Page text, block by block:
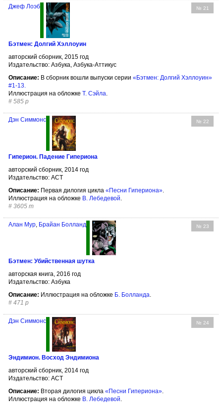
№ 21
Джеф Лоэб
Бэтмен: Долгий Хэллоуин
авторский сборник, 2015 год
Издательство: Азбука, Азбука-Аттикус
Описание: В сборник вошли выпуски серии «Бэтмен: Долгий Хэллоуин»
#1-13.
Иллюстрация на обложке Т. Сэйла.
# 585 р
№ 22
Дэн Симмонс
Гиперион. Падение Гипериона
авторский сборник, 2014 год
Издательство: АСТ
Описание: Первая дилогия цикла «Песни Гипериона»
Иллюстрация на обложке В. Лебедевой
# 3605 т
№ 23
Алан Мур Брайан Болланд
Бэтмен: Убийственная шутка
авторская книга, 2016 год
Издательство: Азбука
Описание: Иллюстрация на обложке Б. Болланда.
# 471 р
№ 24
Дэн Симмонс
Эндимион. Восход Эндимиона
авторский сборник, 2014 год
Издательство: АСТ
Описание: Вторая дилогия цикла «Песни Гипериона».
Иллюстрация на обложке В. Лебедевой.